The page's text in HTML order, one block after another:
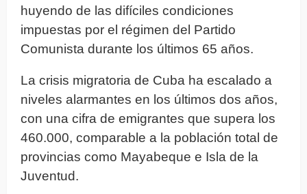
huyendo de las difíciles condiciones
impuestas por el régimen del Partido
Comunista durante los últimos 65 años.
La crisis migratoria de Cuba ha escalado a
niveles alarmantes en los últimos dos años,
con una cifra de emigrantes que supera los
460.000, comparable a la población total de
provincias como Mayabeque e Isla de la
Juventud.